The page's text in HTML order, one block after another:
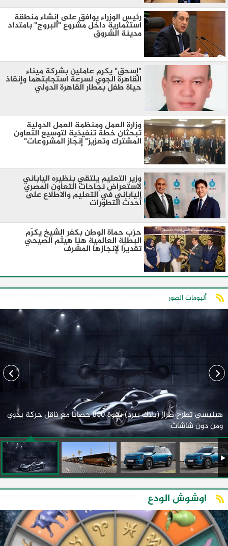
رئيس الوزراء يوافق على إنشاء منطقة
استثمارية داخل مشروع "البروج" بامتداد
مدينة الشروق
"إسحق" يكرم عاملين بشركة ميناء
القاهرة الجوي لسرعة استجابتهما وإنقاذ
حياة طفل بمطار القاهرة الدولي
وزارة العمل ومنظمة العمل الدولية
تبحثان خطة تنفيذية لتوسيع التعاون
المشترك وتعزيز" إنجاز المشروعات"
وزير التعليم يلتقي بنظيره الياباني
لاستعراض نجاحات التعاون المصري
الياباني في التعليم والاطلاع على
أحدث التطورات
حزب حماة الوطن بكفر الشيخ يكرّم
البطلة العالمية هنا هيثم الصيحي
تقديرًا لإنجازها المشرف
ألبومات الصور
هينيسي تطرح طراز (بلاك بيرد) بقوة 850 حصانًا مع ناقل حركة يدوي
ومن دون شاشات
اوشوش الودع